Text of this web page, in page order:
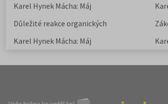
Karel Hynek Mácha: Máj
Důležité reakce organických
sloučenin a jejich význam
Karel Hynek Mácha: Máj